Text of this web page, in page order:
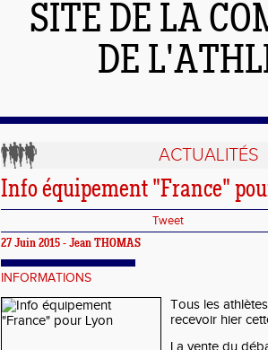
SITE DE LA
DE
ACTUALITÉS
Info équipement "France"
Tweet
27 Juin 2015 - Jean THOMAS
INFORMATIONS
Tous les
recevoir hier
La vente du